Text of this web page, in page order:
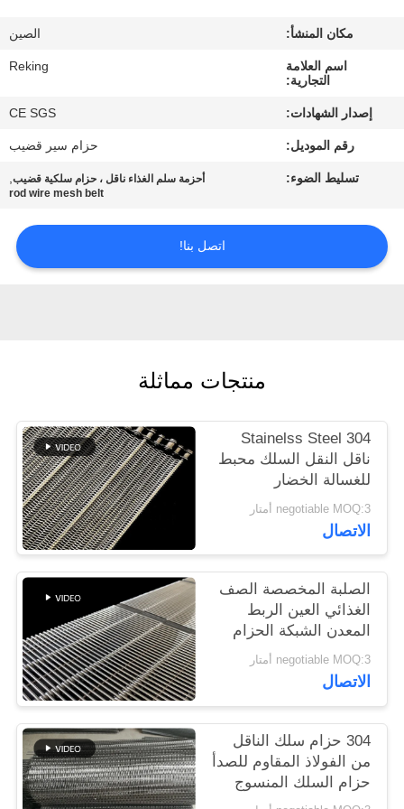
مراقبة
الجودة
أخبار
اطلب
PRIVACY
POLICY
مكان المنشأ: الصين
اسم العلامة
التجارية:
Reking
إصدار الشهادات: CE SGS
رقم الموديل: حزام سير قضيب
تسليط الضوء: أحزمة سلم الغذاء ناقل ، حزام سلكية قضيب,
rod wire mesh belt
اتصل بنا!
منتجات مماثلة
304 Stainelss Steel
ناقل النقل السلك محبط
للغسالة الخضار
negotiable MOQ:3 أمتار
الاتصال
الصلبة المخصصة الصف
الغذائي العين الربط
المعدن الشبكة الحزام
الناقل
negotiable MOQ:3 أمتار
الاتصال
304 حزام سلك الناقل
من الفولاذ المقاوم للصدأ
حزام السلك المنسوج